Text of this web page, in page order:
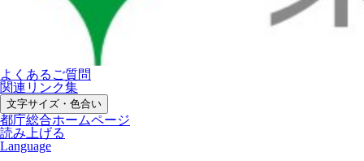
よくあるご質問
関連リンク集
文字サイズ・色合い
都庁総合ホームページ
読み上げる
Language